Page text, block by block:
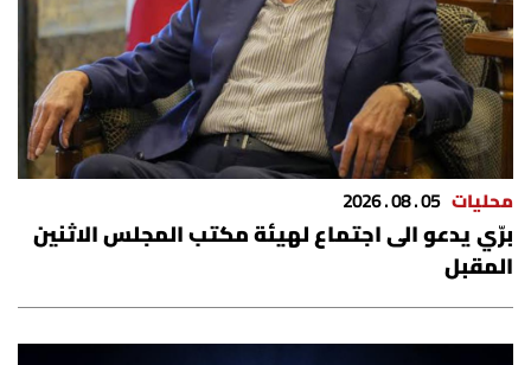
محليات 05 . 08 . 2026
برّي يدعو الى اجتماع لهيئة مكتب المجلس الاثنين
المقبل